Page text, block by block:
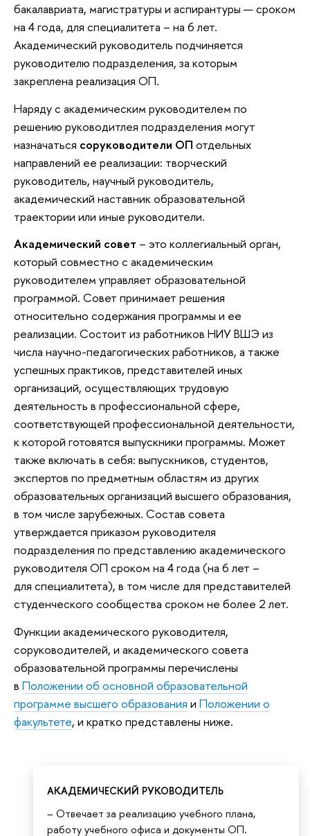
бакалавриата, магистратуры и аспирантуры — сроком
на 4 года, для специалитета – на 6 лет.
Академический руководитель подчиняется
руководителю подразделения, за которым
закреплена реализация ОП.
Наряду с академическим руководителем по
решению руководитлея подразделения могут
назначаться соруководители ОП отдельных
направлений ее реализации: творческий
руководитель, научный руководитель,
академический наставник образовательной
траектории или иные руководители.
Академический совет – это коллегиальный орган,
который совместно с академическим
руководителем управляет образовательной
программой. Совет принимает решения
относительно содержания программы и ее
реализации. Состоит из работников НИУ ВШЭ из
числа научно-педагогических работников, а также
успешных практиков, представителей иных
организаций, осуществляющих трудовую
деятельность в профессиональной сфере,
соответствующей профессиональной деятельности,
к которой готовятся выпускники программы. Может
также включать в себя: выпускников, студентов,
экспертов по предметным областям из других
образовательных организаций высшего образования,
в том числе зарубежных. Состав совета
утверждается приказом руководителя
подразделения по представлению академического
руководителя ОП сроком на 4 года (на 6 лет –
для специалитета), в том числе для представителей
студенческого сообщества сроком не более 2 лет.
Функции академического руководителя,
соруководителей, и академического совета
образовательной программы перечислены
в Положении об основной образовательной
программе высшего образования и Положении о
факультете, и кратко представлены ниже.
АКАДЕМИЧЕСКИЙ РУКОВОДИТЕЛЬ
– Отвечает за реализацию учебного плана,
работу учебного офиса и документы ОП.